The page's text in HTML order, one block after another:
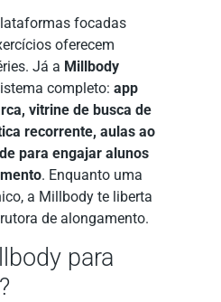
focadas
oferecem
Já a Millbody
completo: app
vitrine de busca de
recorrente, aulas ao
para engajar alunos
. Enquanto uma
a Millbody te liberta
de alongamento.
para